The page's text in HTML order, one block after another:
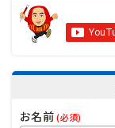
お名前(必須)